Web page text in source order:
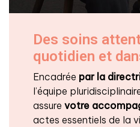
Des soins
quotidien et
Encadrée par la
l’équipe
assure votre
actes essentiels de la